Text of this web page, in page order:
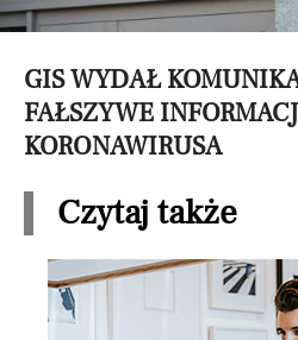
GIS WYDAŁ
FAŁSZYWE
KORONAWIRUSA
Czytaj także